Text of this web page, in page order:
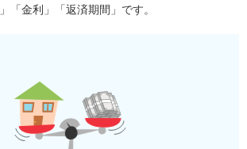
「金利」「返済期間」です。